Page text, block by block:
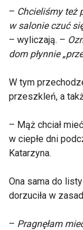
– Chcieliśmy też
w salonie czuć
– wyliczają. –
dom płynnie
W tym
przeszkleń, a
– Mąż chciał
w ciepłe dni
Katarzyna.
Ona sama do
dorzuciła w
– Pragnęłam